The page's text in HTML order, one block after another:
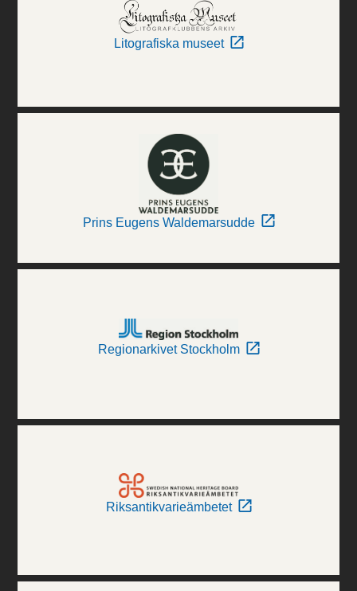
Litografiska museet
Prins Eugens Waldemarsudde
Regionarkivet Stockholm
Riksantikvarieämbetet